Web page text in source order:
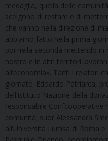
medaglia, quella delle
scelgono di restare e di
che vanno nella direzione di
abbiamo fatto nella prima
poi nella seconda mettendo in
nostro e in altri territori
all’economia». Tanti i relatori
giornate. Edoardo Patriarca,
dell’Istituto Nazione della
responsabile Confcooperative
comunità; suor Alessandra
all’Università Lumsa di Roma